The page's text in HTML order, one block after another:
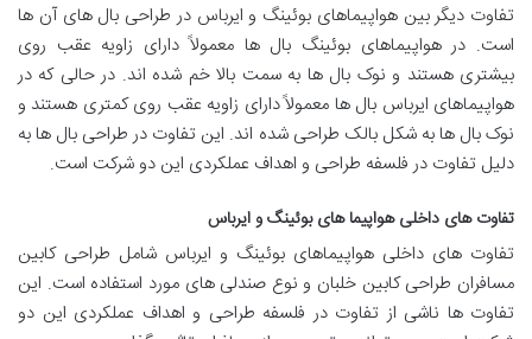
تفاوت دیگر بین هواپیماهای بوئینگ و ایرباس در طراحی بال های آن ها
است. در هواپیماهای بوئینگ بال ها معمولاً دارای زاویه عقب روی
بیشتری هستند و نوک بال ها به سمت بالا خم شده اند. در حالی که در
هواپیماهای ایرباس بال ها معمولاً دارای زاویه عقب روی کمتری هستند و
نوک بال ها به شکل بالک طراحی شده اند. این تفاوت در طراحی بال ها به
دلیل تفاوت در فلسفه طراحی و اهداف عملکردی این دو شرکت است.
تفاوت های داخلی هواپیما های بوئینگ و ایرباس
تفاوت های داخلی هواپیماهای بوئینگ و ایرباس شامل طراحی کابین
مسافران طراحی کابین خلبان و نوع صندلی های مورد استفاده است. این
تفاوت ها ناشی از تفاوت در فلسفه طراحی و اهداف عملکردی این دو